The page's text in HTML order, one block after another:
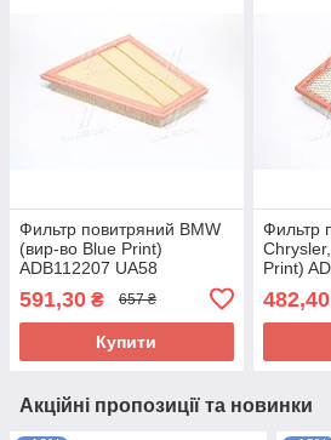
Фильтр повитряний BMW
(вир-во Blue Print)
ADB112207 UA58
591,30 ₴ 657 ₴
Купити
Фильтр
Print)
482,40
Акційні пропозиції та новинки